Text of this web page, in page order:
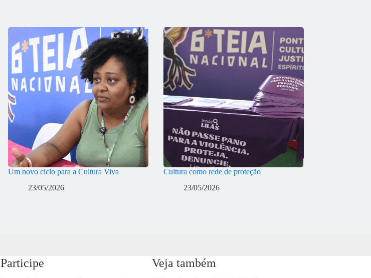
Um novo ciclo para a Cultura Viva
23/05/2026
Cultura como rede de proteção
23/05/2026
Participe Veja também